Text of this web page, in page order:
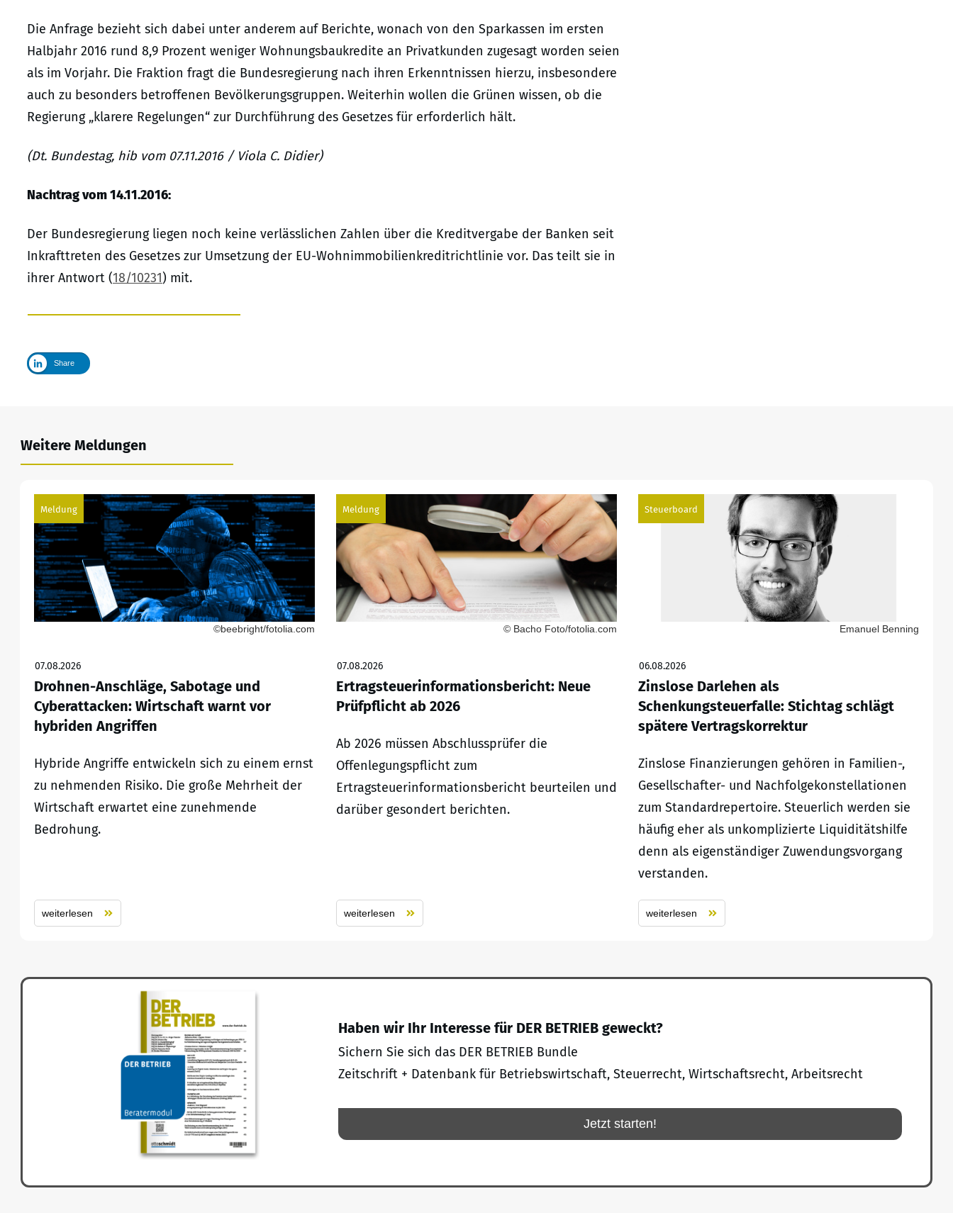
Die Anfrage bezieht sich dabei unter anderem auf Berichte, wonach von den Sparkassen im ersten
Halbjahr 2016 rund 8,9 Prozent weniger Wohnungsbaukredite an Privatkunden zugesagt worden seien
als im Vorjahr. Die Fraktion fragt die Bundesregierung nach ihren Erkenntnissen hierzu, insbesondere
auch zu besonders betroffenen Bevölkerungsgruppen. Weiterhin wollen die Grünen wissen, ob die
Regierung „klarere Regelungen“ zur Durchführung des Gesetzes für erforderlich hält.
(Dt. Bundestag, hib vom 07.11.2016 / Viola C. Didier)
Nachtrag vom 14.11.2016:
Der Bundesregierung liegen noch keine verlässlichen Zahlen über die Kreditvergabe der Banken seit
Inkrafttreten des Gesetzes zur Umsetzung der EU-Wohnimmobilienkreditrichtlinie vor. Das teilt sie in
ihrer Antwort (18/10231) mit.
Share
Weitere Meldungen
Meldung
©beebright/fotolia.com
07.08.2026
Drohnen-Anschläge, Sabotage und
Cyberattacken: Wirtschaft warnt vor
hybriden Angriffen
Hybride Angriffe entwickeln sich zu einem ernst
zu nehmenden Risiko. Die große Mehrheit der
Wirtschaft erwartet eine zunehmende
Bedrohung.
weiterlesen
Meldung
© Bacho Foto/fotolia.com
07.08.2026
Ertragsteuerinformationsbericht: Neue
Prüfpflicht ab 2026
Ab 2026 müssen Abschlussprüfer die
Offenlegungspflicht zum
Ertragsteuerinformationsbericht beurteilen und
darüber gesondert berichten.
weiterlesen
Steuerboard
Emanuel Benning
06.08.2026
Zinslose Darlehen als
Schenkungsteuerfalle: Stichtag schlägt
spätere Vertragskorrektur
Zinslose Finanzierungen gehören in Familien-,
Gesellschafter- und Nachfolgekonstellationen
zum Standardrepertoire. Steuerlich werden sie
häufig eher als unkomplizierte Liquiditätshilfe
denn als eigenständiger Zuwendungsvorgang
verstanden.
weiterlesen
Haben wir Ihr Interesse für DER BETRIEB geweckt?
Sichern Sie sich das DER BETRIEB Bundle
Zeitschrift + Datenbank für Betriebswirtschaft, Steuerrecht, Wirtschaftsrecht, Arbeitsrecht
Jetzt starten!